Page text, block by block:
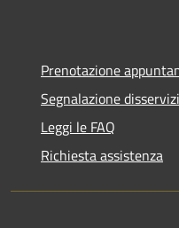
Prenotazione
Segnalazione
Leggi le FAQ
Richiesta assistenza